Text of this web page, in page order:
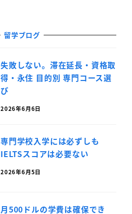
留学ブログ
失敗しない。滞在延長・資格取
得・永住 目的別 専門コース選
び
2026年6月6日
専門学校入学には必ずしも
IELTSスコアは必要ない
2026年6月5日
月500ドルの学費は確保でき